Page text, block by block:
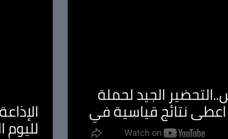
الجيد لحملة
نتائج قياسية في